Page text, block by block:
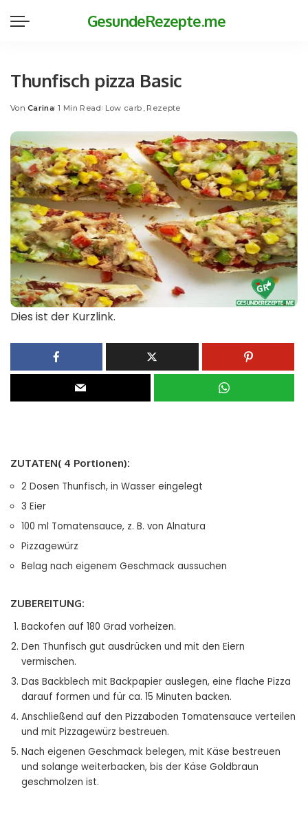
GesundeRezepte.me
Thunfisch pizza Basic
Posted
Von Carina 1 Min Read Low carb Rezepte
Dies ist der Kurzlink.
ZUTATEN( 4 Portionen):
2 Dosen Thunfisch, in Wasser eingelegt
3 Eier
100 ml Tomatensauce, z. B. von Alnatura
Pizzagewürz
Belag nach eigenem Geschmack aussuchen
ZUBEREITUNG:
Backofen auf 180 Grad vorheizen.
Den Thunfisch gut ausdrücken und mit den Eiern
vermischen.
Das Backblech mit Backpapier auslegen, eine flache Pizza
darauf formen und für ca. 15 Minuten backen.
Anschließend auf den Pizzaboden Tomatensauce verteilen
und mit Pizzagewürz bestreuen.
Nach eigenen Geschmack belegen, mit Käse bestreuen
und solange weiterbacken, bis der Käse Goldbraun
geschmolzen ist.